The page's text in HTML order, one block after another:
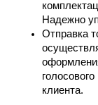
Надежно
Отправка
клиента.